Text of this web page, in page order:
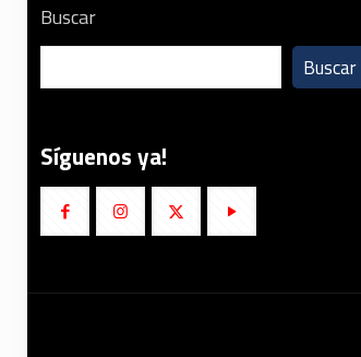
Buscar
Buscar
Síguenos ya!